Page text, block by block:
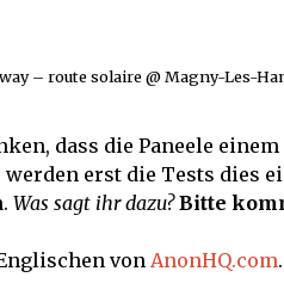
– route solaire @ Magny-Les-
dass die Paneele
erst die Tests dies
Was sagt ihr dazu?Bitte
vonAnonHQ.com